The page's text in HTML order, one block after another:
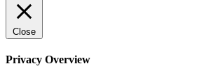
Close
Privacy Overview